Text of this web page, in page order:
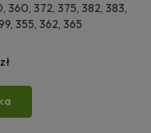
360, 372, 375, 382, 383,
355, 362, 365